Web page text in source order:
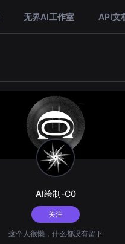
无界AI工作室 API文
AI绘制-C0
关注
这个人很懒，什么都没有留下